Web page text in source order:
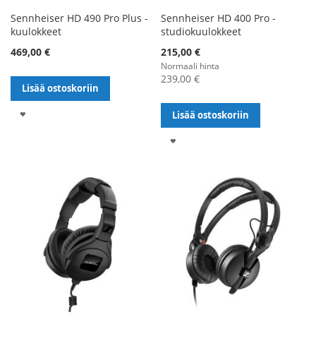
Sennheiser HD 490 Pro Plus -
kuulokkeet
469,00 €
Lisää ostoskoriin
Sennheiser HD 400 Pro -
studiokuulokkeet
Alennushinta
215,00 €
Normaali hinta
239,00 €
Lisää ostoskoriin